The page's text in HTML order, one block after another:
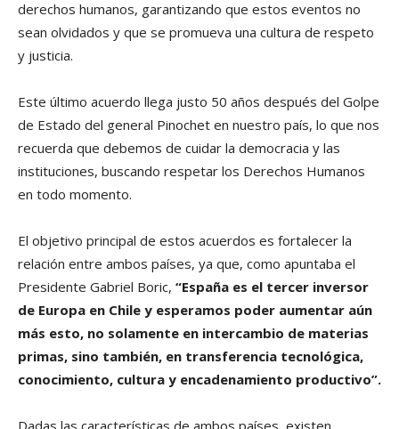
derechos humanos, garantizando que estos eventos no
sean olvidados y que se promueva una cultura de respeto
y justicia.
Este último acuerdo llega justo 50 años después del Golpe
de Estado del general Pinochet en nuestro país, lo que nos
recuerda que debemos de cuidar la democracia y las
instituciones, buscando respetar los Derechos Humanos
en todo momento.
El objetivo principal de estos acuerdos es fortalecer la
relación entre ambos países, ya que, como apuntaba el
Presidente Gabriel Boric, “España es el tercer inversor
de Europa en Chile y esperamos poder aumentar aún
más esto, no solamente en intercambio de materias
primas, sino también, en transferencia tecnológica,
conocimiento, cultura y encadenamiento productivo”.
Dadas las características de ambos países, existen